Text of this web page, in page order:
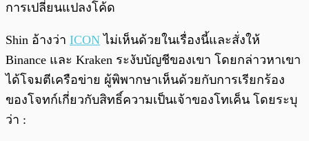
การเปลี่ยนแปลงโค้ด
Shin อ้างว่า ICON ไม่เห็นด้วยในเรื่องนี้และสั่งให้
Binance และ Kraken ระงับบัญชีของเขา โดยกล่าวหาเขา
ได้โจมตีเครือข่าย ผู้พิพากษาเห็นด้วยกับการเรียกร้อง
ของโจทก์เกี่ยวกับสิทธิ์ความเป็นเจ้าของโทเค็น โดยระบุ
ว่า :